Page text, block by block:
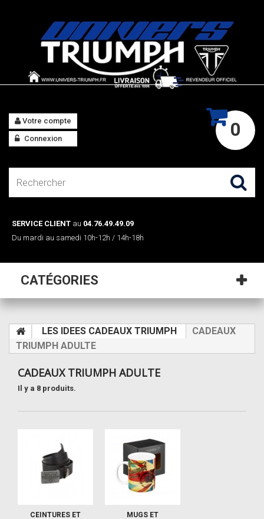
0
Votre compte
Connexion
SERVICE CLIENT au 04.76.49.49.09
Du mardi au samedi 10h-12h / 14h-18h
CATÉGORIES
LES IDEES CADEAUX TRIUMPH
CADEAUX
TRIUMPH ADULTE
CADEAUX TRIUMPH ADULTE
Il y a 8 produits.
CEINTURES ET
MUGS ET